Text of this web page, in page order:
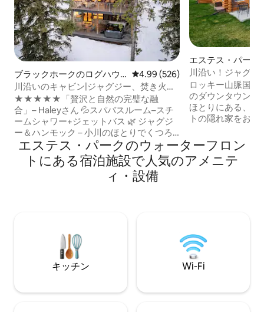
ブラックホークのログハウ
ス
レビュー526件、5つ星中4.99つ
4.99 (526)
川沿いのキャビン|ジャグジー、焚き火
台、スチームシャワー
★★★★★「贅沢と自然の完璧な融
合」– Haleyさん 💦スパバスルーム–スチ
ームシャワー+ジェットバス 🌿 ジャグジ
ー＆ハンモック – 小川のほとりでくつろ
いだり、木々の中で揺れたり 🔥 夜はくつ
ろげます – 焚き火台、バーベキューグリ
ル、暖炉、床暖房 ❄️涼しく快適に過ごせ
るエアコン 🐾ペット＆ファミリー向け–ト
吸して、大切なものと再びつながりまし
ょう。♡「保存」をタップ。忘れられな
いキャビンでの滞在はここから始まりま
エステス・パーク
川沿い！ジャグジ
ロッキー山脈国
のダウンタウンか
ほとりにある、こ
トの隠れ家をお
インテリア、川の
の湯船が特徴です。 + 専用露天風呂
ャグジー 川での釣り + オープンコンセプ
国立公園を探索す
ャンプです。
エステス・パークのウォーターフロン
トにある宿泊施設で人気のアメニテ
ィ・設備
キッチン Wi-Fi